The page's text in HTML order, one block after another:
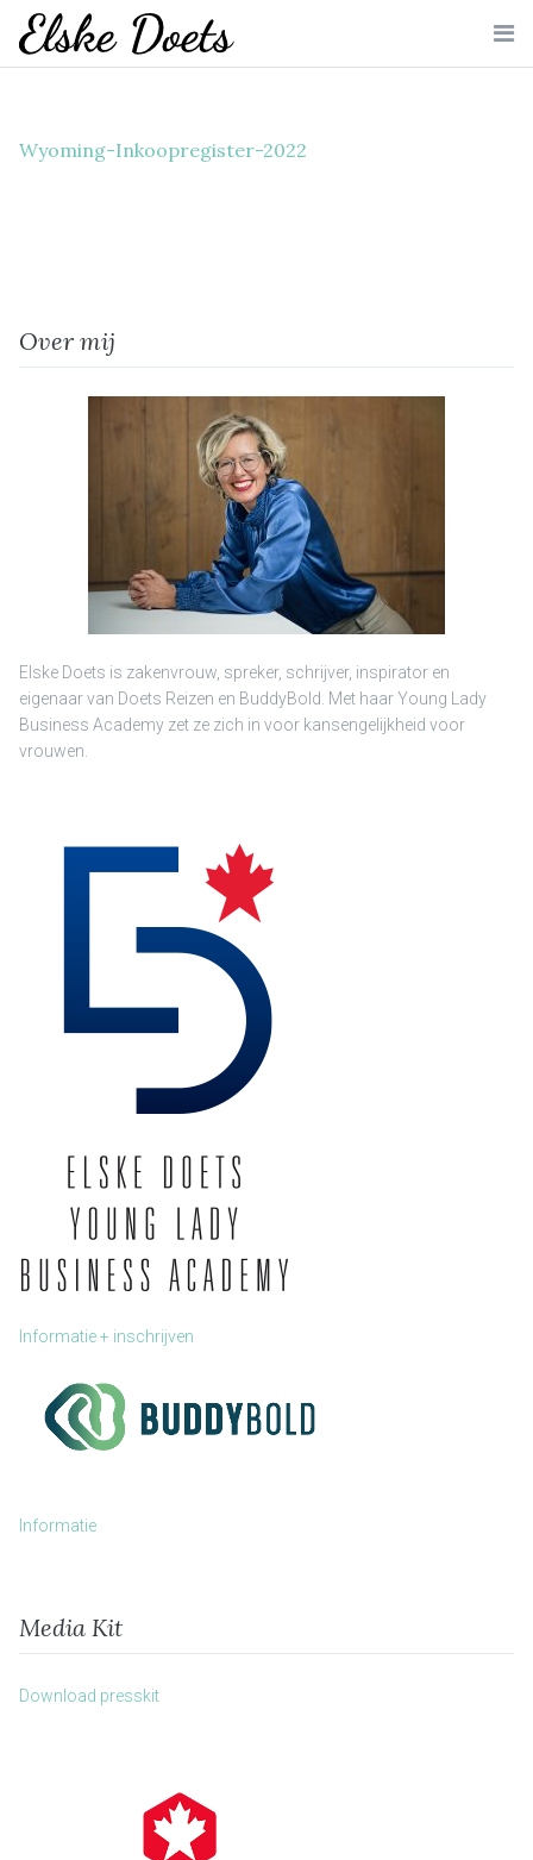
Skip
content
Wyoming-Inkoopregister-2022
Over mij
Elske Doets is zakenvrouw, spreker, schrijver, inspirator en
eigenaar van Doets Reizen en BuddyBold. Met haar Young Lady
Business Academy zet ze zich in voor kansengelijkheid voor
vrouwen.
Informatie + inschrijven
Informatie
Media Kit
Download presskit